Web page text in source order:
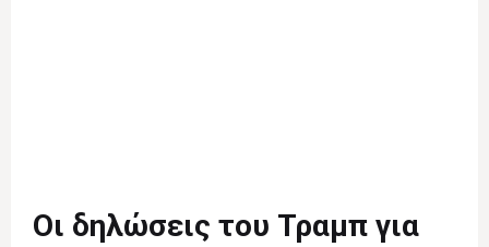
Οι δηλώσεις του Τραμπ για